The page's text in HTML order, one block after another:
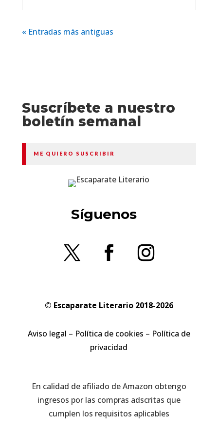
« Entradas más antiguas
Suscríbete a nuestro
boletín semanal
ME QUIERO SUSCRIBIR
Síguenos
© Escaparate Literario 2018-2026
Aviso legal – Política de cookies – Política de
privacidad
En calidad de afiliado de Amazon obtengo
ingresos por las compras adscritas que
cumplen los requisitos aplicables